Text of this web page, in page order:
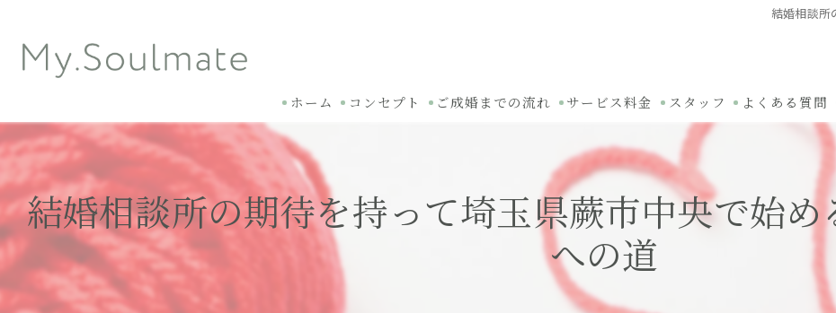
結婚相談所
ホーム コンセプト ご成婚までの流れ サービス料金 スタッフ よくある質問
結婚相談所の期待を持って埼玉県蕨市中央で始め
への道